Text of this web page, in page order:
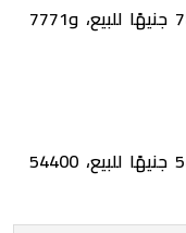
سجل سعر الذهب عيار 24 اليوم: 7828 جنيهًا للبيع، و7771
: 54800 جنيهًا للبيع، 54400